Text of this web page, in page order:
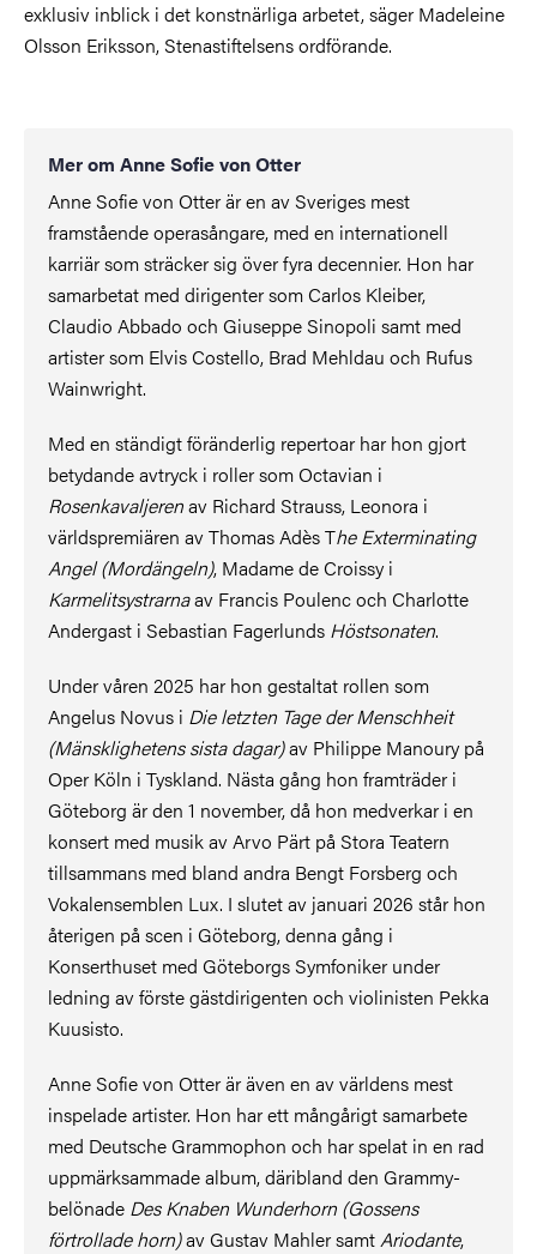
exklusiv inblick i det konstnärliga arbetet, säger Madeleine
Olsson Eriksson, Stenastiftelsens ordförande.
Mer om Anne Sofie von Otter
Anne Sofie von Otter är en av Sveriges mest
framstående operasångare, med en internationell
karriär som sträcker sig över fyra decennier. Hon har
samarbetat med dirigenter som Carlos Kleiber,
Claudio Abbado och Giuseppe Sinopoli samt med
artister som Elvis Costello, Brad Mehldau och Rufus
Wainwright.
Med en ständigt föränderlig repertoar har hon gjort
betydande avtryck i roller som Octavian i
Rosenkavaljerenav Richard Strauss, Leonora i
världspremiären av Thomas Adès The Exterminating
Angel (Mordängeln), Madame de Croissy i
Karmelitsystrarnaav Francis Poulenc och Charlotte
Andergast i Sebastian Fagerlunds Höstsonaten.
Under våren 2025 har hon gestaltat rollen som
Angelus Novus i Die letzten Tage der Menschheit
(Mänsklighetens sista dagar)av Philippe Manoury på
Oper Köln i Tyskland. Nästa gång hon framträder i
Göteborg är den 1 november, då hon medverkar i en
konsert med musik av Arvo Pärt på Stora Teatern
tillsammans med bland andra Bengt Forsberg och
Vokalensemblen Lux. I slutet av januari 2026 står hon
återigen på scen i Göteborg, denna gång i
Konserthuset med Göteborgs Symfoniker under
ledning av förste gästdirigenten och violinisten Pekka
Kuusisto.
Anne Sofie von Otter är även en av världens mest
inspelade artister. Hon har ett mångårigt samarbete
med Deutsche Grammophon och har spelat in en rad
uppmärksammade album, däribland den Grammy-
belönade Des Knaben Wunderhorn (Gossens
förtrollade horn)av Gustav Mahler samtAriodante,